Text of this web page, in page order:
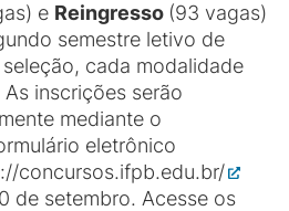
e Reingresso (93 vagas)
semestre letivo de
cada modalidade
inscrições serão
mediante o
eletrônico
concursos.ifpb.edu.br/
de setembro. Acesse os